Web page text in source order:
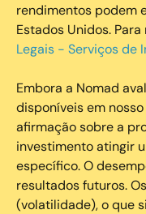
rendimentos podem
Estados Unidos.
Legais - Serviços de
Embora a Nomad
disponíveis em
afirmação sobre a
investimento atingir
específico. O
resultados futuros.
(volatilidade), o que